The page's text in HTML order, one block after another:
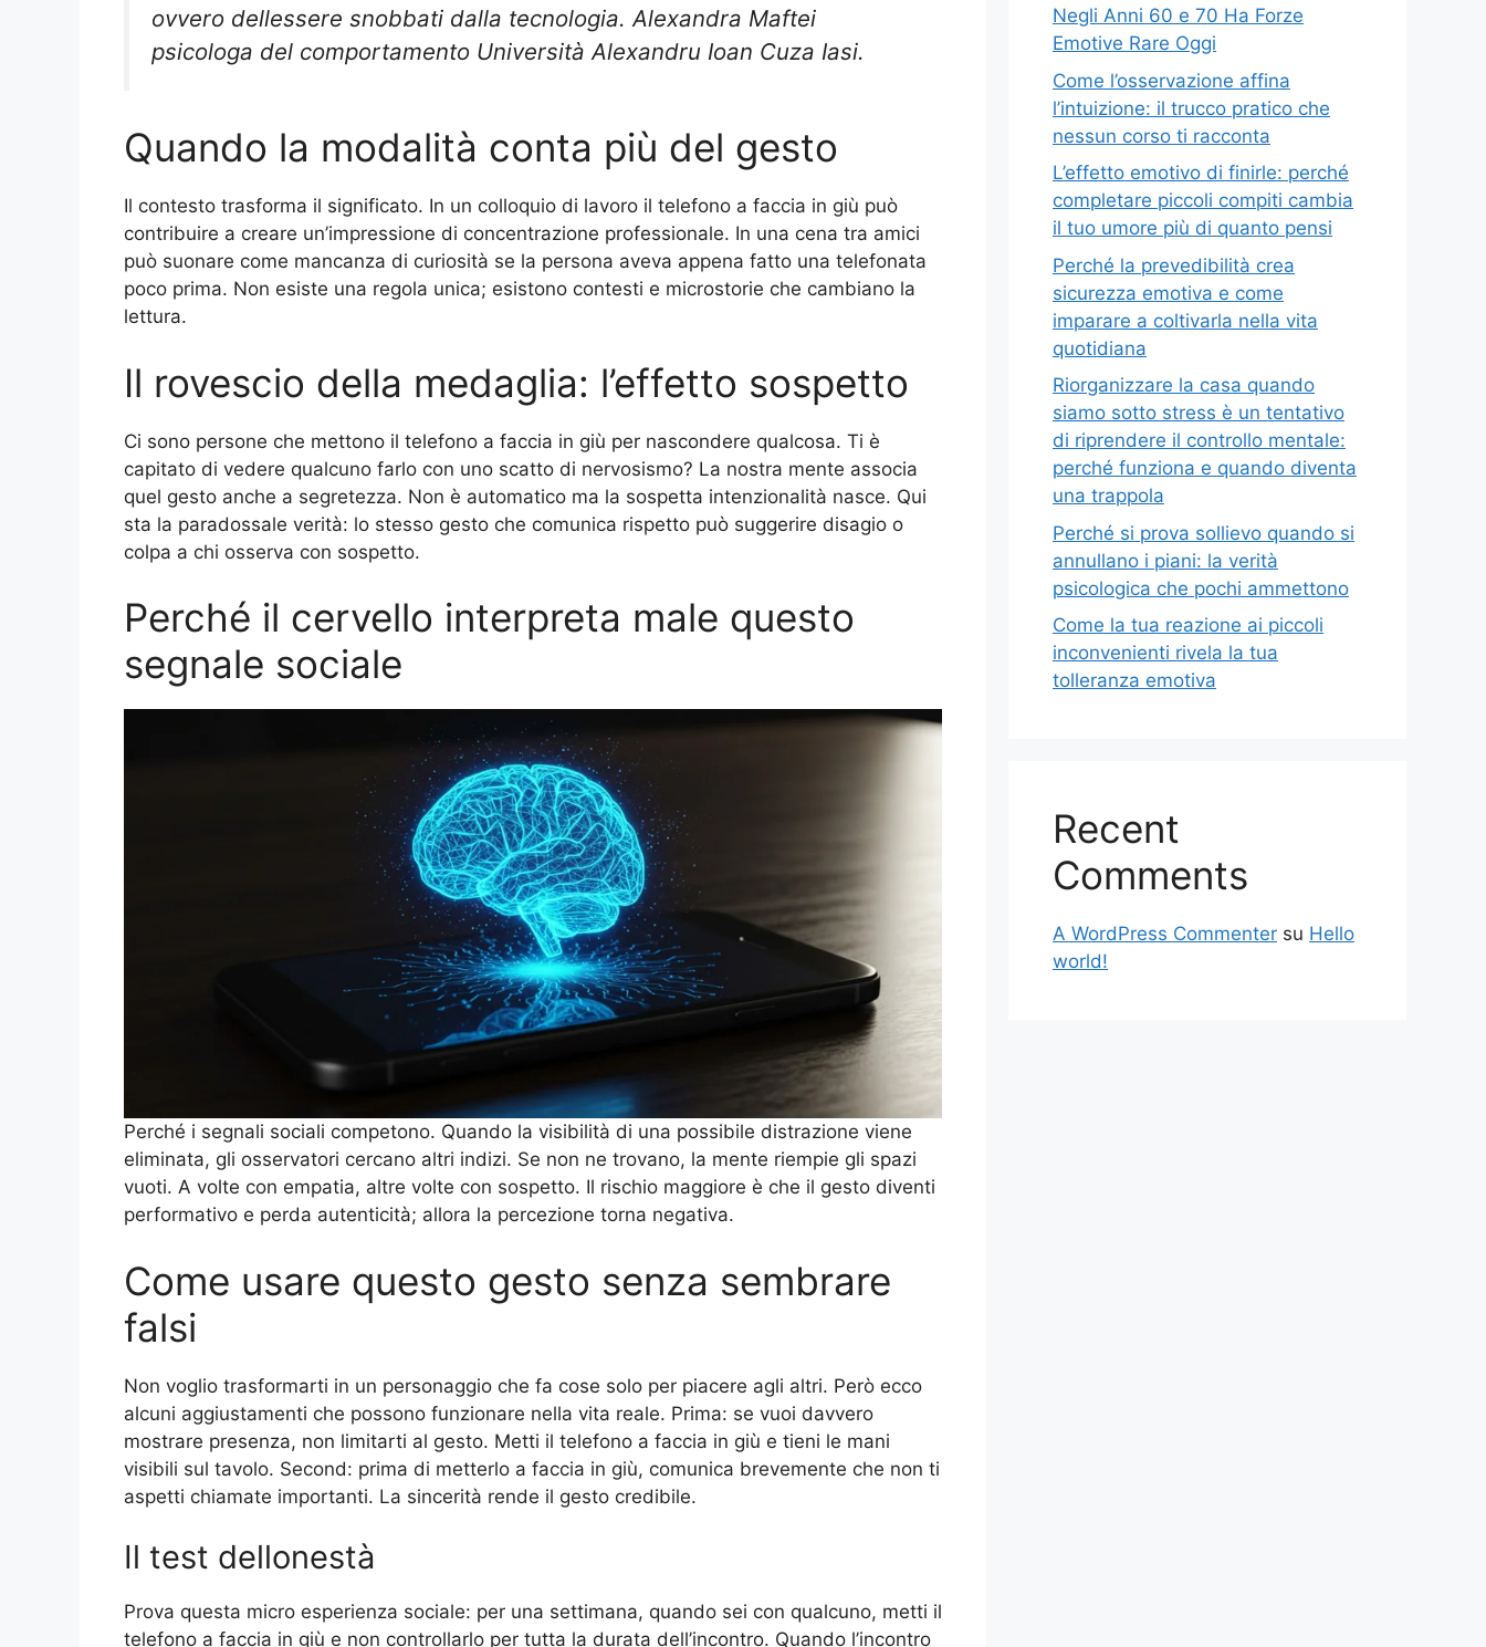
ovvero dellessere snobbati dalla tecnologia. Alexandra Maftei
psicologa del comportamento Università Alexandru Ioan Cuza Iasi.
Quando la modalità conta più del gesto
Il contesto trasforma il significato. In un colloquio di lavoro il telefono a faccia in giù può
contribuire a creare un’impressione di concentrazione professionale. In una cena tra amici
può suonare come mancanza di curiosità se la persona aveva appena fatto una telefonata
poco prima. Non esiste una regola unica; esistono contesti e microstorie che cambiano la
lettura.
Il rovescio della medaglia: l’effetto sospetto
Ci sono persone che mettono il telefono a faccia in giù per nascondere qualcosa. Ti è
capitato di vedere qualcuno farlo con uno scatto di nervosismo? La nostra mente associa
quel gesto anche a segretezza. Non è automatico ma la sospetta intenzionalità nasce. Qui
sta la paradossale verità: lo stesso gesto che comunica rispetto può suggerire disagio o
colpa a chi osserva con sospetto.
Perché il cervello interpreta male questo
segnale sociale
Perché i segnali sociali competono. Quando la visibilità di una possibile distrazione viene
eliminata, gli osservatori cercano altri indizi. Se non ne trovano, la mente riempie gli spazi
vuoti. A volte con empatia, altre volte con sospetto. Il rischio maggiore è che il gesto diventi
performativo e perda autenticità; allora la percezione torna negativa.
Come usare questo gesto senza sembrare
falsi
Non voglio trasformarti in un personaggio che fa cose solo per piacere agli altri. Però ecco
alcuni aggiustamenti che possono funzionare nella vita reale. Prima: se vuoi davvero
mostrare presenza, non limitarti al gesto. Metti il telefono a faccia in giù e tieni le mani
visibili sul tavolo. Second: prima di metterlo a faccia in giù, comunica brevemente che non ti
aspetti chiamate importanti. La sincerità rende il gesto credibile.
Il test dellonestà
Prova questa micro esperienza sociale: per una settimana, quando sei con qualcuno, metti il
telefono a faccia in giù e non controllarlo per tutta la durata dell’incontro. Quando l’incontro
Negli Anni 60 e 70 Ha Forze
Emotive Rare Oggi
Come l’osservazione affina
l’intuizione: il trucco pratico che
nessun corso ti racconta
L’effetto emotivo di finirle: perché
completare piccoli compiti cambia
il tuo umore più di quanto pensi
Perché la prevedibilità crea
sicurezza emotiva e come
imparare a coltivarla nella vita
quotidiana
Riorganizzare la casa quando
siamo sotto stress è un tentativo
di riprendere il controllo mentale:
perché funziona e quando diventa
una trappola
Perché si prova sollievo quando si
annullano i piani: la verità
psicologica che pochi ammettono
Come la tua reazione ai piccoli
inconvenienti rivela la tua
tolleranza emotiva
Recent
Comments
A WordPress Commenter su Hello
world!